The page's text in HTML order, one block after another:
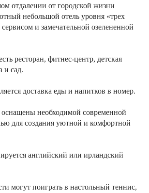
отдалении от городской жизни
небольшой отель уровня «трех
и замечательной озелененной
ресторан, фитнес-центр, детская
и сад.
доставка еды и напитков в номер.
оснащены необходимой современной
для создания уютной и комфортной
английский или ирландский
могут поиграть в настольный теннис,